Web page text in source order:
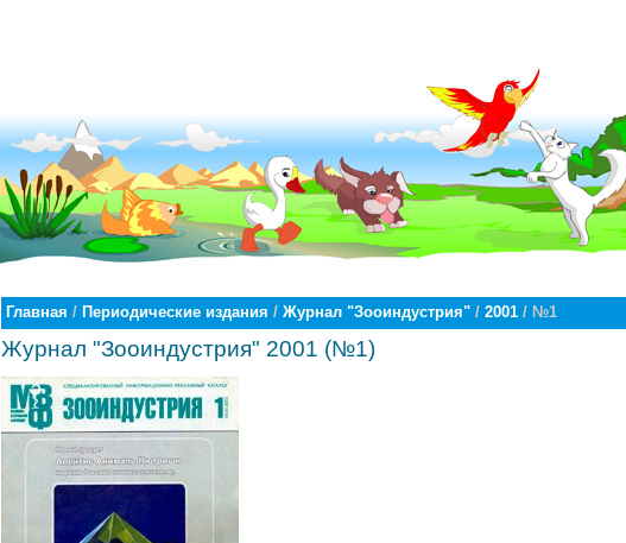
Главная / Периодические издания / Журнал "Зооиндустрия" / 2001 / №1
Журнал "Зооиндустрия" 2001 (№1)